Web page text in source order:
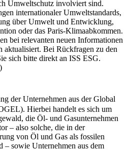
Umweltschutz involviert sind.
internationaler Umweltstandards,
über Umwelt und Entwicklung,
oder das Paris-Klimaabkommen.
bei relevanten neuen Informationen
aktualisiert. Bei Rückfragen zu den
sich bitte direkt an ISS ESG.
der Unternehmen aus der Global
Hierbei handelt es sich um
die Öl- und Gasunternehmen
– also solche, die in der
von Öl und Gas als fossilen
– sowie Unternehmen aus dem